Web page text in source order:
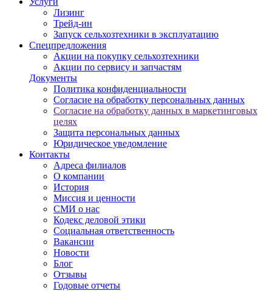
Лизинг
Трейд-ин
Запуск сельхозтехники в эксплуатацию
Спецпредложения
Акции на покупку сельхозтехники
Акции по сервису и запчастям
Документы
Политика конфиденциальности
Согласие на обработку персональных данных
Согласие на обработку данных в маркетинговых
целях
Защита персональных данных
Юридическое уведомление
Контакты
Адреса филиалов
О компании
История
Миссия и ценности
СМИ о нас
Кодекс деловой этики
Социальная ответственность
Вакансии
Новости
Блог
Отзывы
Годовые отчеты